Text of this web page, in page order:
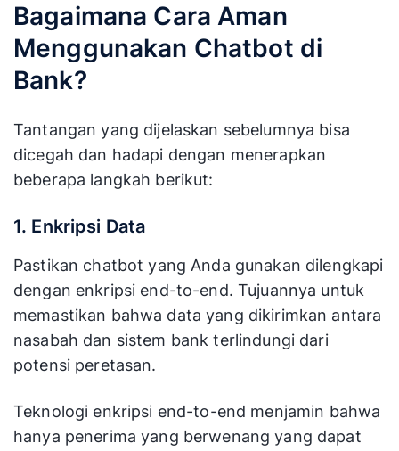
Bagaimana Cara Aman
Menggunakan Chatbot di
Bank?
Tantangan yang dijelaskan sebelumnya bisa
dicegah dan hadapi dengan menerapkan
beberapa langkah berikut:
1. Enkripsi Data
Pastikan chatbot yang Anda gunakan dilengkapi
dengan enkripsi end-to-end. Tujuannya untuk
memastikan bahwa data yang dikirimkan antara
nasabah dan sistem bank terlindungi dari
potensi peretasan.
Teknologi enkripsi end-to-end menjamin bahwa
hanya penerima yang berwenang yang dapat